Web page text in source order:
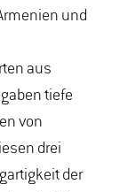
und
aus
tiefe
von
drei
der